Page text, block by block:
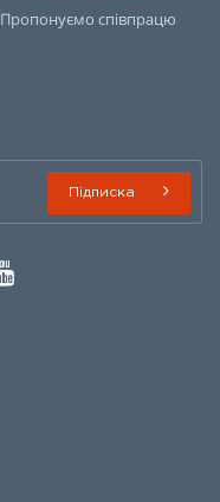
Пропонуємо співпрацю
Підписка